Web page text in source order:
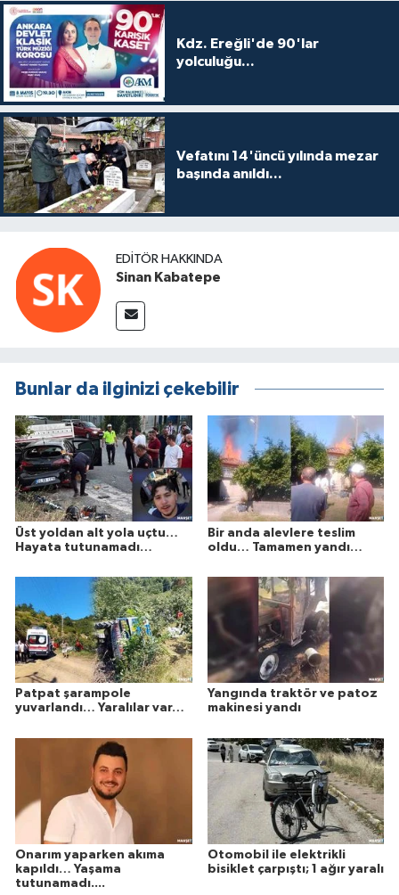
Kdz. Ereğli'de 90'lar
yolculuğu...
Vefatını 14'üncü yılında mezar
başında anıldı...
EDITÖR HAKKINDA
Sinan Kabatepe
Bunlar da ilginizi çekebilir
Üst yoldan alt yola uçtu…
Hayata tutunamadı…
Bir anda alevlere teslim
oldu… Tamamen yandı…
Patpat şarampole
yuvarlandı… Yaralılar var…
Yangında traktör ve patoz
makinesi yandı
Onarım yaparken akıma
kapıldı… Yaşama
tutunamadı....
Otomobil ile elektrikli
bisiklet çarpıştı; 1 ağır yaralı